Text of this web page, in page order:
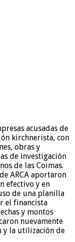
acusadas de
kirchnerista, con
obras y
de investigación
de las Coimas.
ARCA aportaron
efectivo y en
de una planilla
el financista
y montos
nuevamente
y la utilización de